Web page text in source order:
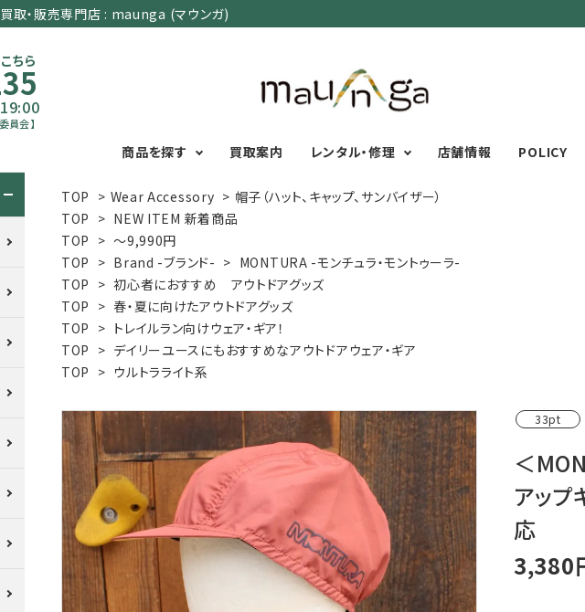
取・販売専門店 : maunga (マウンガ)
ちら
員会】
商品を探す
カテゴリーで選ぶ
Men's Wear
Women's Wear
Kid's Wear
Wear Accessory
Foot Wear
OtherBags
Cooking Gear
Sleeping Gear
Tent ＆ Shelter
Camping Gear
Field Gear
Climb ＆ Alpine
Gear
Books＆Others
サイズで選ぶ
MENS
WOMENS
XS MLXL
特集で選ぶ
春・夏に向けたアウトドアグ
ッズ
冬期・雪山に向けたウェア・
ギア
テント泊山行に向けたギ
沢登りに向けたウェア・ギ
ア！
トレイルラン向けウェア・ギ
買取案内 レンタル・修理 店舗情報 POLICY
TOP > Wear Accessory > 帽子（ハット、キャップ、サンバイザー）
TOP > NEW ITEM 新着商品
TOP > ～9,990円
TOP > Brand -ブランド- > MONTURA -モンチュラ・モントゥーラ-
TOP > 初心者におすすめ アウトドアグッズ
TOP > 春・夏に向けたアウトドアグッズ
TOP > トレイルラン向けウェア・ギア！
TOP > デイリーユースにもおすすめなアウトドアウェア・ギア
TOP > ウルトラライト系
33pt
＜
アップ
応
3,380